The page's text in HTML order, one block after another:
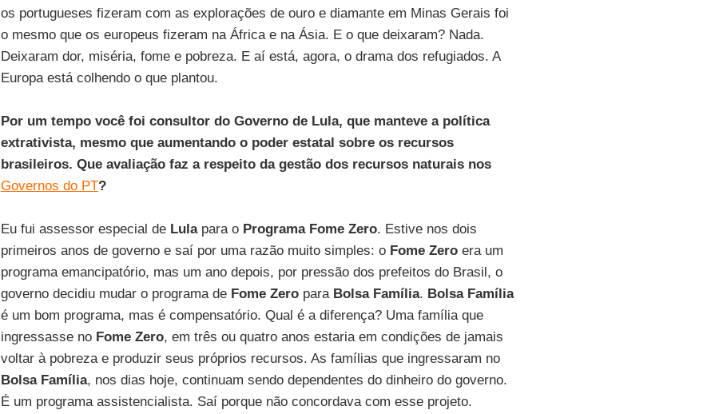
os portugueses fizeram com as explorações de ouro e diamante em Minas Gerais foi
o mesmo que os europeus fizeram na África e na Ásia. E o que deixaram? Nada.
Deixaram dor, miséria, fome e pobreza. E aí está, agora, o drama dos refugiados. A
Europa está colhendo o que plantou.
Por um tempo você foi consultor do Governo de Lula, que manteve a política
extrativista, mesmo que aumentando o poder estatal sobre os recursos
brasileiros. Que avaliação faz a respeito da gestão dos recursos naturais nos
Governos do PT?
Eu fui assessor especial de Lulapara o Programa Fome Zero. Estive nos dois
primeiros anos de governo e saí por uma razão muito simples: o Fome Zeroera um
programa emancipatório, mas um ano depois, por pressão dos prefeitos do Brasil, o
governo decidiu mudar o programa de Fome Zeropara Bolsa Família. Bolsa Família
é um bom programa, mas é compensatório. Qual é a diferença? Uma família que
ingressasse no Fome Zero, em três ou quatro anos estaria em condições de jamais
voltar à pobreza e produzir seus próprios recursos. As famílias que ingressaram no
Bolsa Família, nos dias hoje, continuam sendo dependentes do dinheiro do governo.
É um programa assistencialista. Saí porque não concordava com esse projeto.